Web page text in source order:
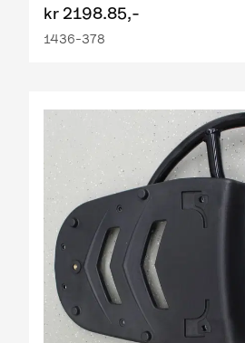
kr 2198.85,-
1436-378